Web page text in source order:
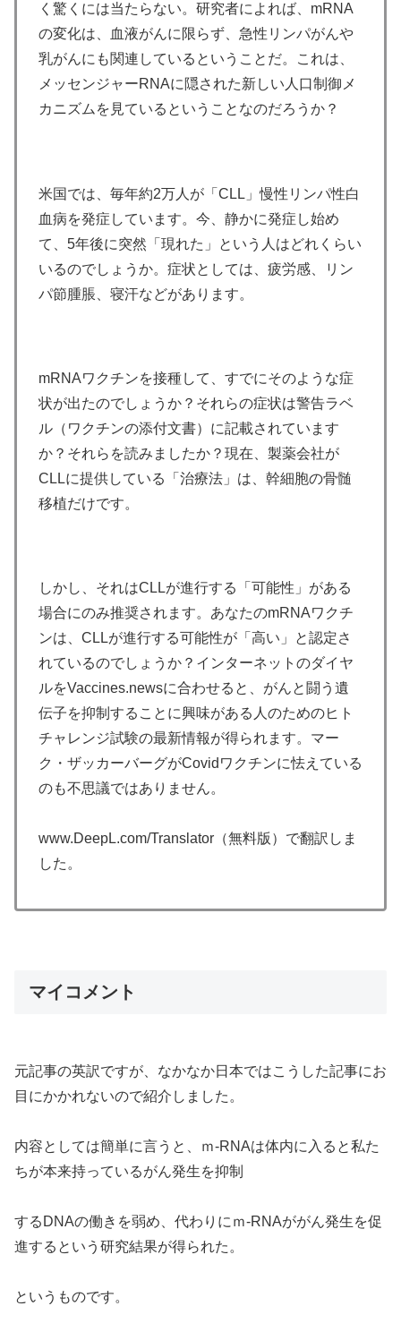
く驚くには当たらない。研究者によれば、mRNA
の変化は、血液がんに限らず、急性リンパがんや
乳がんにも関連しているということだ。これは、
メッセンジャーRNAに隠された新しい人口制御メ
カニズムを見ているということなのだろうか？
米国では、毎年約2万人が「CLL」慢性リンパ性白
血病を発症しています。今、静かに発症し始め
て、5年後に突然「現れた」という人はどれくらい
いるのでしょうか。症状としては、疲労感、リン
パ節腫脹、寝汗などがあります。
mRNAワクチンを接種して、すでにそのような症
状が出たのでしょうか？それらの症状は警告ラベ
ル（ワクチンの添付文書）に記載されています
か？それらを読みましたか？現在、製薬会社が
CLLに提供している「治療法」は、幹細胞の骨髄
移植だけです。
しかし、それはCLLが進行する「可能性」がある
場合にのみ推奨されます。あなたのmRNAワクチ
ンは、CLLが進行する可能性が「高い」と認定さ
れているのでしょうか？インターネットのダイヤ
ルをVaccines.newsに合わせると、がんと闘う遺
伝子を抑制することに興味がある人のためのヒト
チャレンジ試験の最新情報が得られます。マー
ク・ザッカーバーグがCovidワクチンに怯えている
のも不思議ではありません。
www.DeepL.com/Translator（無料版）で翻訳しま
した。
マイコメント
元記事の英訳ですが、なかなか日本ではこうした記事にお
目にかかれないので紹介しました。
内容としては簡単に言うと、ｍ-RNAは体内に入ると私た
ちが本来持っているがん発生を抑制
するDNAの働きを弱め、代わりにｍ-RNAががん発生を促
進するという研究結果が得られた。
というものです。